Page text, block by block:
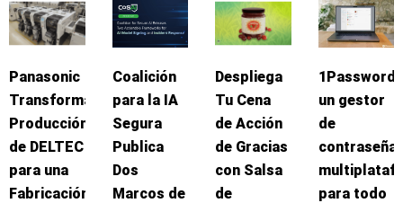
Panasonic
Transforma
Producción
de DELTEC
para una
Fabricación
Coalición
para la IA
Segura
Publica
Dos
Marcos de
Despliega
Tu Cena
de Acción
de Gracias
con Salsa
de
1Password:
un gestor
de
para todo